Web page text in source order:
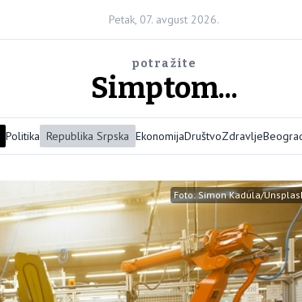
Petak, 07. avgust 2026.
potražite
Simptom...
Politika Republika Srpska EkonomijaDruštvoZdravlje
Foto: Simon Kadula/